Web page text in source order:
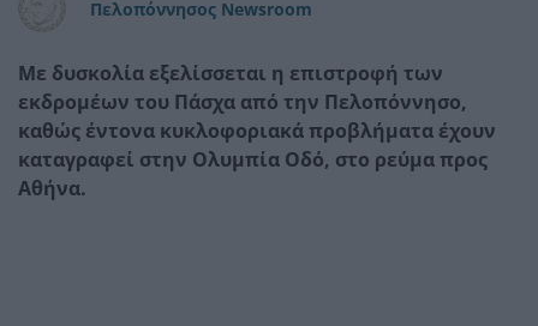
Πελοπόννησος Newsroom
Με δυσκολία εξελίσσεται η επιστροφή των
εκδρομέων του Πάσχα από την Πελοπόννησο,
καθώς έντονα κυκλοφοριακά προβλήματα έχουν
καταγραφεί στην Ολυμπία Οδό, στο ρεύμα προς
Αθήνα.